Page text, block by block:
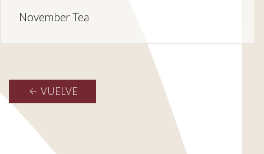
November Tea
VUELVE